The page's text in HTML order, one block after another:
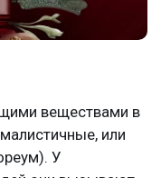
веществами в
или
У